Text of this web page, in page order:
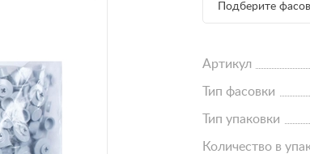
Подберите
Артикул
Тип фасовки
Тип упаковки
Количество в